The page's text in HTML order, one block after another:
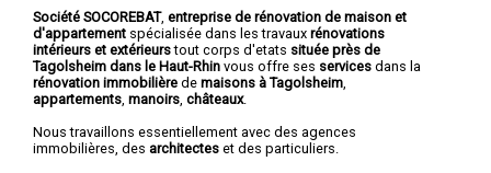
Société SOCOREBAT, entreprise de rénovation de maison et
d'appartement spécialisée dans les travaux rénovations
intérieurs et extérieurstout corps d'etats située près de
Tagolsheim dans le Haut-Rhin vous offre ses services dans la
rénovation immobilière de maisons à Tagolsheim
appartements manoirs châteaux.
Nous travaillons essentiellement avec des agences
immobilières, des architectes et des particuliers.